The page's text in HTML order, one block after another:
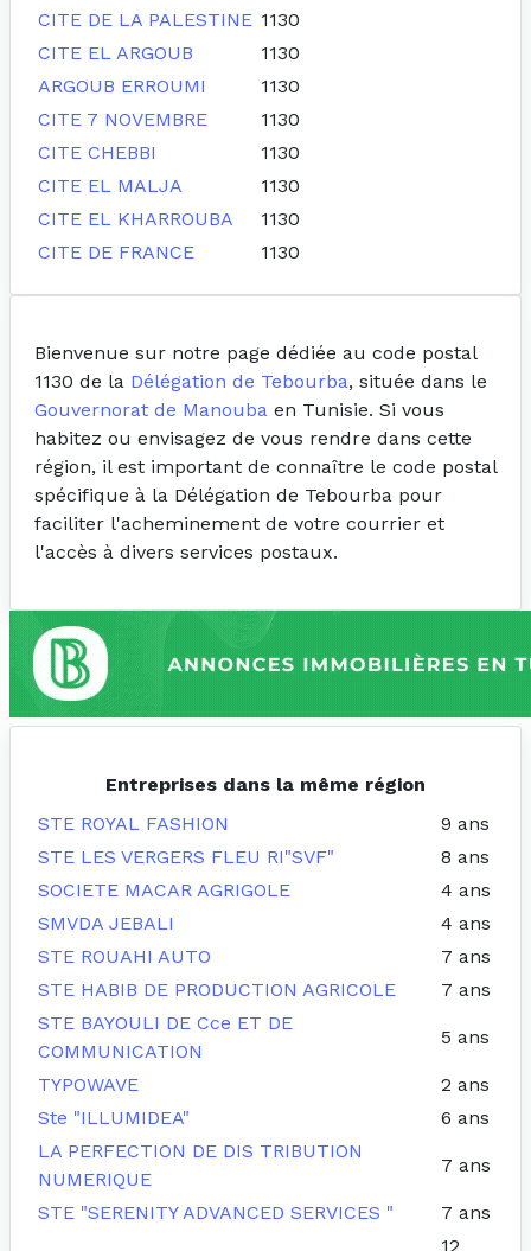
CITE DE LA PALESTINE 1130
CITE EL ARGOUB
1130
ARGOUB ERROUMI
1130
CITE 7 NOVEMBRE
1130
CITE CHEBBI
1130
CITE EL MALJA
1130
CITE EL KHARROUBA
1130
CITE DE FRANCE
1130
Bienvenue sur notre page dédiée au code postal
1130 de la Délégation de Tebourba, située dans le
Gouvernorat de Manouba en Tunisie. Si vous
habitez ou envisagez de vous rendre dans cette
région, il est important de connaître le code postal
spécifique à la Délégation de Tebourba pour
faciliter l'acheminement de votre courrier et
l'accès à divers services postaux.
Entreprises dans la même région
STE ROYAL FASHION
9 ans
STE LES VERGERS FLEU RI"SVF"
8 ans
SOCIETE MACAR AGRIGOLE
4 ans
SMVDA JEBALI
4 ans
STE ROUAHI AUTO
7 ans
STE HABIB DE PRODUCTION AGRICOLE
7 ans
STE BAYOULI DE Cce ET DE
COMMUNICATION
5 ans
TYPOWAVE
2 ans
Ste "ILLUMIDEA"
6 ans
LA PERFECTION DE DIS TRIBUTION
NUMERIQUE
7 ans
STE "SERENITY ADVANCED SERVICES " 7 ans
12